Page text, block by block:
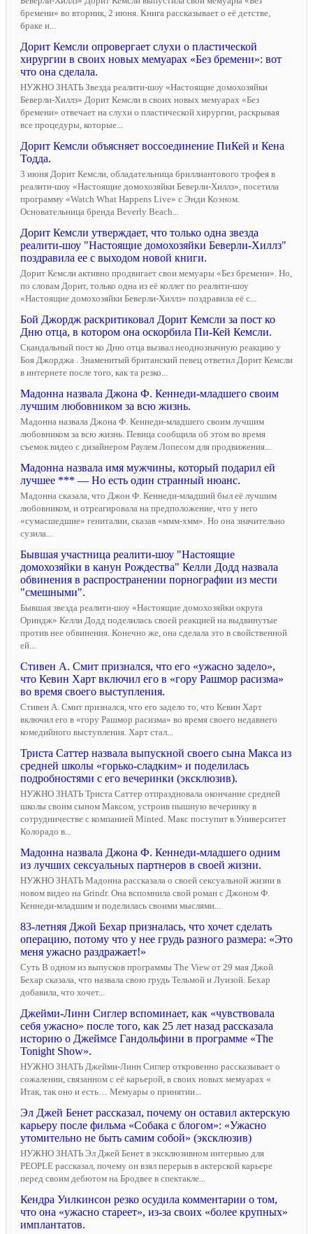
бремени» во вторник, 2 июня. Книга рассказывает о её детстве,
браке и...
Дорит Кемсли опровергает слухи о пластической
хирургии в своих новых мемуарах «Без бремени»: вот
что она сделала.
НУЖНО ЗНАТЬ Звезда реалити-шоу «Настоящие домохозяйки
Беверли-Хиллз» Дорит Кемсли в своих новых мемуарах «Без
бремени» отвечает на слухи о пластической хирургии, раскрывая
все процедуры, которые...
Дорит Кемсли объясняет воссоединение ПиКей и Кена
Тодда.
3 июня Дорит Кемсли, обладательница бриллиантового трофея в
реалити-шоу «Настоящие домохозяйки Беверли-Хиллз», посетила
программу «Watch What Happens Live» с Энди Коэном.
Основательница бренда Beverly Beach...
Дорит Кемсли утверждает, что только одна звезда
реалити-шоу "Настоящие домохозяйки Беверли-Хиллз"
поздравила ее с выходом новой книги.
Дорит Кемсли активно продвигает свои мемуары «Без бремени». Но,
по словам Дорит, только одна из её коллег по реалити-шоу
«Настоящие домохозяйки Беверли-Хиллз» поздравила её с...
Бой Джордж раскритиковал Дорит Кемсли за пост ко
Дню отца, в котором она оскорбила Пи-Кей Кемсли.
Скандальный пост ко Дню отца вызвал неоднозначную реакцию у
Боя Джорджа . Знаменитый британский певец ответил Дорит Кемсли
в интернете после того, как та резко...
Мадонна назвала Джона Ф. Кеннеди-младшего своим
лучшим любовником за всю жизнь.
Мадонна назвала Джона Ф. Кеннеди-младшего своим лучшим
любовником за всю жизнь. Певица сообщила об этом во время
съемок видео с дизайнером Раулем Лопесом для продвижения...
Мадонна назвала имя мужчины, который подарил ей
лучшее *** ― Но есть один странный нюанс.
Мадонна сказала, что Джон Ф. Кеннеди-младший был её лучшим
любовником, и отреагировала на предположение, что у него
«сумасшедшие» гениталии, сказав «ммм-хмм». Но она значительно
сузила...
Бывшая участница реалити-шоу "Настоящие
домохозяйки в канун Рождества" Келли Додд назвала
обвинения в распространении порнографии из мести
"смешными".
Бывшая звезда реалити-шоу «Настоящие домохозяйки округа
Ориндж» Келли Додд поделилась своей реакцией на выдвинутые
против нее обвинения. Конечно же, она сделала это в свойственной
ей...
Стивен А. Смит признался, что его «ужасно задело»,
что Кевин Харт включил его в «гору Рашмор расизма»
во время своего выступления.
Стивен А. Смит признался, что его задело то, что Кевин Харт
включил его в «гору Рашмор расизма» во время своего недавнего
комедийного выступления. Харт стал...
Триста Саттер назвала выпускной своего сына Макса из
средней школы «горько-сладким» и поделилась
подробностями с его вечеринки (эксклюзив).
НУЖНО ЗНАТЬ Триста Саттер отпраздновала окончание средней
школы своим сыном Максом, устроив пышную вечеринку в
сотрудничестве с компанией Minted. Макс поступит в Университет
Колорадо в...
Мадонна назвала Джона Ф. Кеннеди-младшего одним
из лучших сексуальных партнеров в своей жизни.
НУЖНО ЗНАТЬ Мадонна рассказала о своей сексуальной жизни в
новом видео на Grindr. Она вспомнила свой роман с Джоном Ф.
Кеннеди-младшим и поделилась своими мыслями...
83-летняя Джой Бехар призналась, что хочет сделать
операцию, потому что у нее грудь разного размера: «Это
меня ужасно раздражает!»
Суть В одном из выпусков программы The View от 29 мая Джой
Бехар сказала, что назвала свою грудь Тельмой и Луизой. Бехар
добавила, что хочет...
Джейми-Линн Сиглер вспоминает, как «чувствовала
себя ужасно» после того, как 25 лет назад рассказала
историю о Джеймсе Гандольфини в программе «The
Tonight Show».
НУЖНО ЗНАТЬ Джейми-Линн Сиглер откровенно рассказывает о
сожалении, связанном с её карьерой, в своих новых мемуарах «
Итак, так оно и есть… Мемуары о принятии...
Эл Джей Бенет рассказал, почему он оставил актерскую
карьеру после фильма «Собака с блогом»: «Ужасно
утомительно не быть самим собой» (эксклюзив)
НУЖНО ЗНАТЬ Эл Джей Бенет в эксклюзивном интервью для
PEOPLE рассказал, почему он взял перерыв в актерской карьере
перед своим дебютом на Бродвее в спектакле...
Кендра Уилкинсон резко осудила комментарии о том,
что она «ужасно стареет», из-за своих «более крупных»
имплантатов.